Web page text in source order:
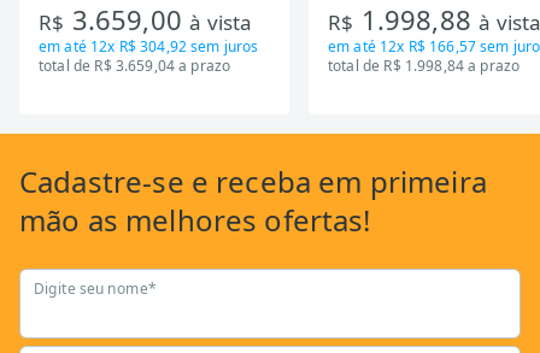
RT650EVK463)
R$ 3.659,00à vista
em até 12x R$ 304,92sem juros
total de R$ 3.659,04 a prazo
Mecanica GSB13HBTA-PT
R$ 1.998,88à
em até 12x R$ 166,57sem
total de R$ 1.998,84 a prazo
Cadastre-se e receba em primeira
mão as melhores ofertas!
Digite seu nome*